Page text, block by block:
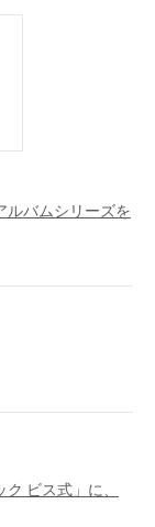
ルバムシリーズを
ビス式」に、